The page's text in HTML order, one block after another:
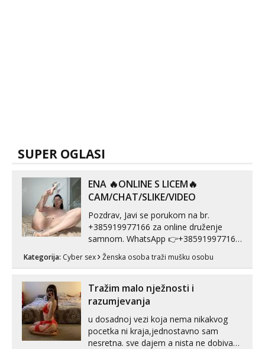
SUPER OGLASI
ENA 🔥ONLINE S LICEM🔥
CAM/CHAT/SLIKE/VIDEO
Pozdrav, Javi se porukom na br.
+385919977166 za online druženje
samnom. WhatsApp 👉+385919977166
Telegram 👉@enafriedrichkis Radim
videopozive s licem, solo i s partnerom,
kombinacije halteri, haljine, štikle,
samostojeće itd. Nudim svakakva videa
seksa, puš...
Kategorija: Cyber sex Ženska osoba traži mušku osobu
Tražim malo nježnosti i
razumjevanja
u dosadnoj vezi koja nema nikakvog
pocetka ni kraja,jednostavno sam
nesretna. sve dajem a nista ne dobivam